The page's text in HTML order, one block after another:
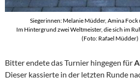
Siegerinnen: Melanie Müdder, Amina
Im Hintergrund zwei Weltmeister, die sich im
(Foto: Rafael Müdder)
Bitter endete das Turnier hingegen für
Dieser kassierte in der letzten Runde